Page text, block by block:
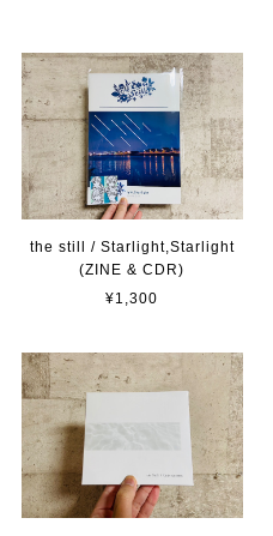
the still / Starlight,Starlight
(ZINE & CDR)
¥1,300